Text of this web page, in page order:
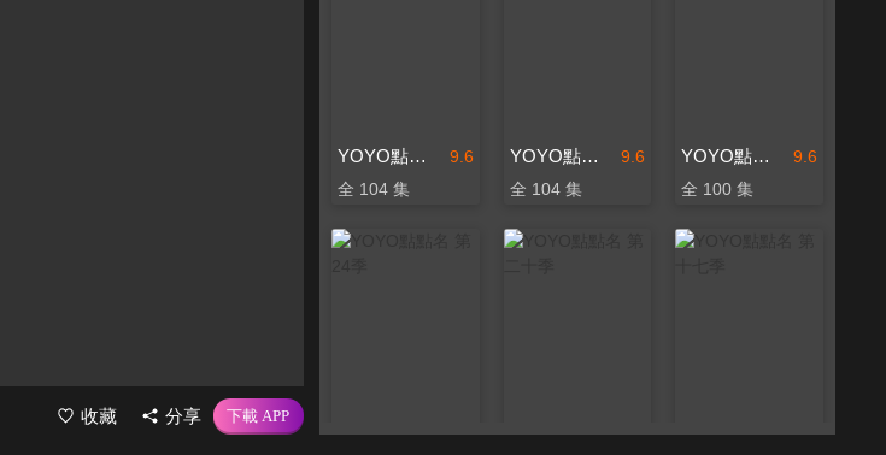
收藏 分享
9.6
YOYO點點名 第十五季
全 104 集
9.6
YOYO點點名 第十六季
全 104 集
9.6
YOYO點點名 第十四季
全 100 集